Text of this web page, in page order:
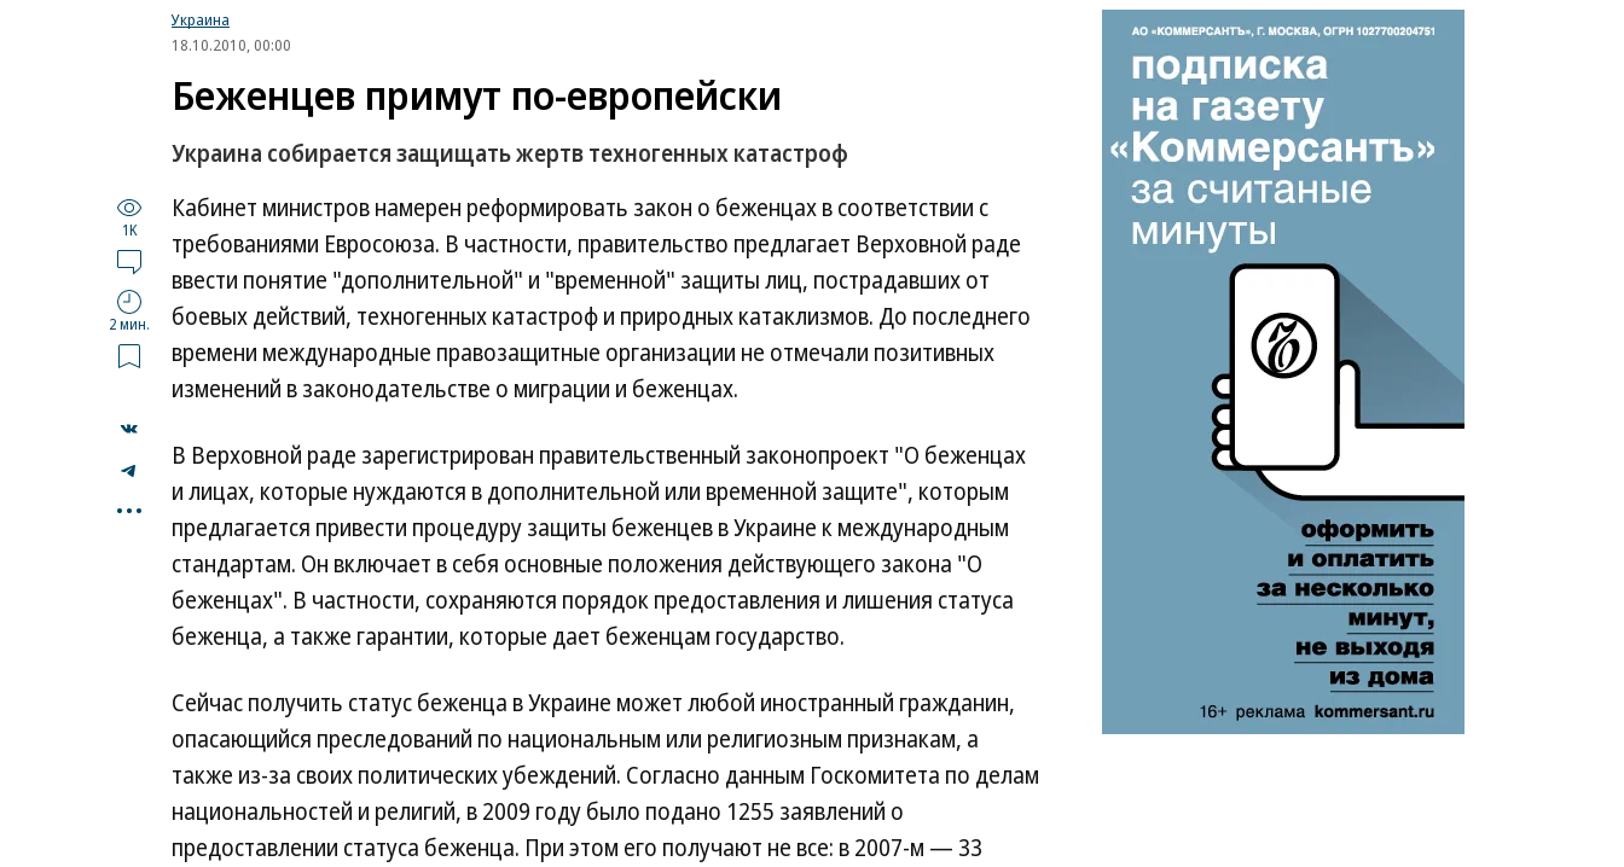
Украина
18.10.2010, 00:00
Беженцев примут по-европейски
Украина собирается защищать жертв техногенных катастроф
1K
2 мин.
...
Кабинет министров намерен реформировать закон о беженцах в соответствии с
требованиями Евросоюза. В частности, правительство предлагает Верховной раде
ввести понятие "дополнительной" и "временной" защиты лиц, пострадавших от
боевых действий, техногенных катастроф и природных катаклизмов. До последнего
времени международные правозащитные организации не отмечали позитивных
изменений в законодательстве о миграции и беженцах.
В Верховной раде зарегистрирован правительственный законопроект "О беженцах
и лицах, которые нуждаются в дополнительной или временной защите", которым
предлагается привести процедуру защиты беженцев в Украине к международным
стандартам. Он включает в себя основные положения действующего закона "О
беженцах". В частности, сохраняются порядок предоставления и лишения статуса
беженца, а также гарантии, которые дает беженцам государство.
Сейчас получить статус беженца в Украине может любой иностранный гражданин,
опасающийся преследований по национальным или религиозным признакам, а
также из-за своих политических убеждений. Согласно данным Госкомитета по делам
национальностей и религий, в 2009 году было подано 1255 заявлений о
предоставлении статуса беженца. При этом его получают не все: в 2007-м — 33